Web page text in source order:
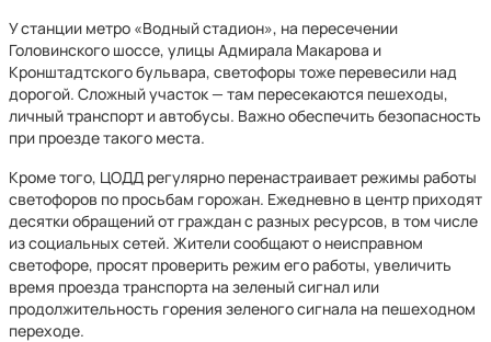
У станции метро «Водный стадион», на пересечении
Головинского шоссе, улицы Адмирала Макарова и
Кронштадтского бульвара, светофоры тоже перевесили над
дорогой. Сложный участок — там пересекаются пешеходы,
личный транспорт и автобусы. Важно обеспечить безопасность
при проезде такого места.
Кроме того, ЦОДД регулярно перенастраивает режимы работы
светофоров по просьбам горожан. Ежедневно в центр приходят
десятки обращений от граждан с разных ресурсов, в том числе
из социальных сетей. Жители сообщают о неисправном
светофоре, просят проверить режим его работы, увеличить
время проезда транспорта на зеленый сигнал или
продолжительность горения зеленого сигнала на пешеходном
переходе.